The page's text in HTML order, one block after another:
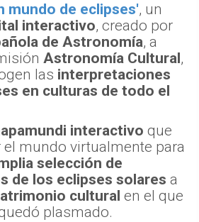
mundo de eclipses', un
interactivo, creado por
de Astronomía, a
Astronomía Cultural,
las interpretaciones
en culturas de todo el
interactivo que
mundo virtualmente para
selección de
de los eclipses solares a
cultural en el que
plasmado.